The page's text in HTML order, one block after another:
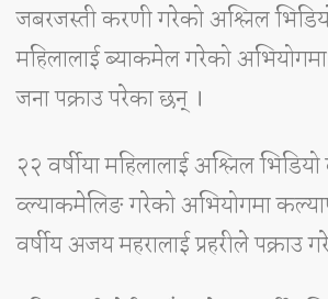
जबरजस्ती करणी गरेको अश्लिल
महिलालाई ब्याकमेल गरेको
जना पक्राउ परेका छन् ।
२२ वर्षीया महिलालाई अश्लिल
व्ल्याकमेलिङ गरेको अभियोगमा
वर्षीय अजय महरालाई प्रहरीले पक्राउ